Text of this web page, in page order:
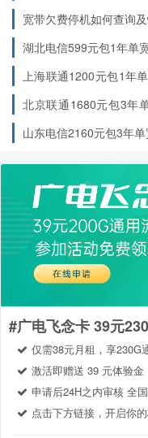
宽带欠费停机如何查询
湖北电信599元包1年单
上海联通1200元包1年
北京联通1680元包3年
山东电信2160元包3年
#广电飞念卡 39元
仅需38元月租，享230G
激活即赠送 39 元体验金
申请后24H之内审核 全
点击下方链接，开启你